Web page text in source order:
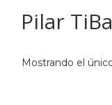
Pilar
Mostrando el